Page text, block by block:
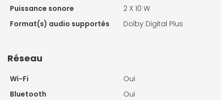
Puissance sonore 2 X 10 W
Format(s) audio supportés
Dolby Digital Plus
Réseau
Wi-Fi
Oui
Bluetooth
Oui